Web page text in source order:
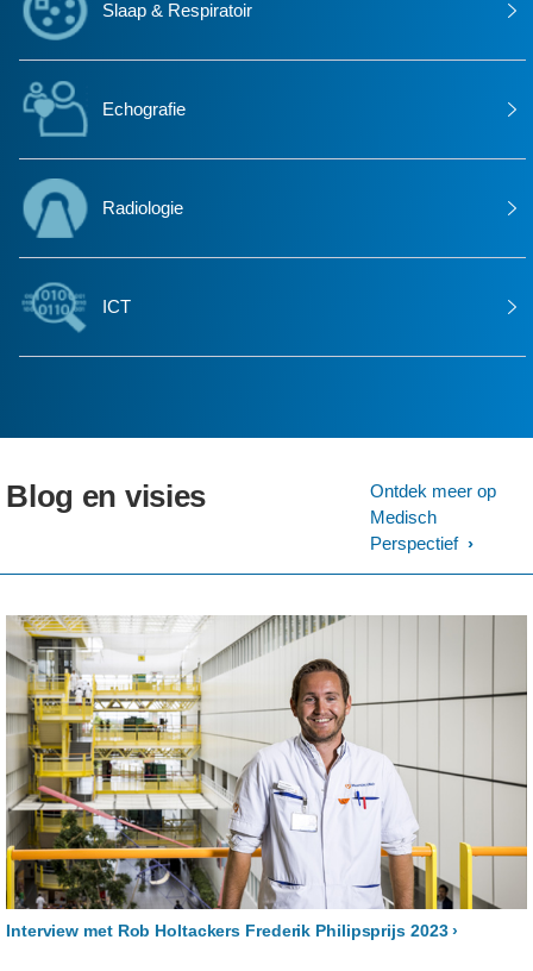
Slaap & Respiratoir
Echografie
Radiologie
ICT
Blog en visies
Ontdek meer op
Medisch
Perspectief
Interview met Rob Holtackers Frederik Philipsprijs 2023